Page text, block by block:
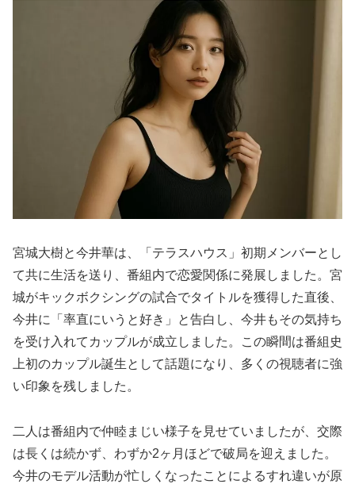
宮城大樹と今井華は、「テラスハウス」初期メンバーとし
て共に生活を送り、番組内で恋愛関係に発展しました。宮
城がキックボクシングの試合でタイトルを獲得した直後、
今井に「率直にいうと好き」と告白し、今井もその気持ち
を受け入れてカップルが成立しました。この瞬間は番組史
上初のカップル誕生として話題になり、多くの視聴者に強
い印象を残しました。
二人は番組内で仲睦まじい様子を見せていましたが、交際
は長くは続かず、わずか2ヶ月ほどで破局を迎えました。
今井のモデル活動が忙しくなったことによるすれ違いが原